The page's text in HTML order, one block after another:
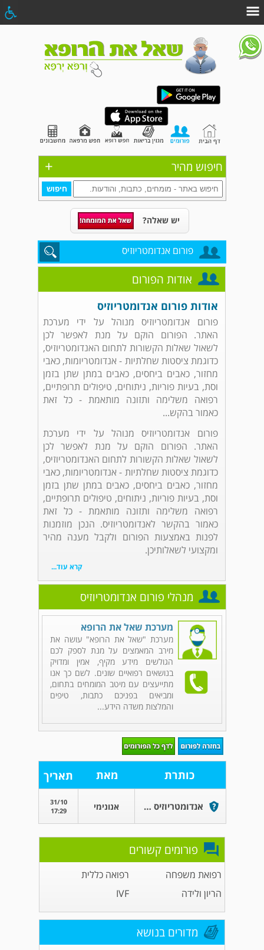
+ חיפוש מהיר
יש שאלה?
פורום אנדומטריוזיס
אודות הפורום
אודות פורום אנדומטריוזיס
פורום אנדומטריוזיס מנוהל על ידי מערכת
האתר. הפורום הוקם על מנת לאפשר לכן
לשאול שאלות הקשורות לתחום האנדומטריוזיס,
כדוגמת ציסטות שחלתיות - אנדומטריומות, כאבי
מחזור, כאבים ביחסים, כאבים במתן שתן בזמן
וסת, בעיות פוריות, ניתוחים, טיפולים תרופתיים,
רפואה משלימה ותזונה מותאמת - כל זאת
כאמור בהקש...
פורום אנדומטריוזיס מנוהל על ידי מערכת
האתר. הפורום הוקם על מנת לאפשר לכן
לשאול שאלות הקשורות לתחום האנדומטריוזיס,
כדוגמת ציסטות שחלתיות - אנדומטריומות, כאבי
מחזור, כאבים ביחסים, כאבים במתן שתן בזמן
וסת, בעיות פוריות, ניתוחים, טיפולים תרופתיים,
רפואה משלימה ותזונה מותאמת - כל זאת
כאמור בהקשר לאנדומטריוזיס. הנכן מוזמנות
לפנות באמצעות הפורום ולקבל מענה מהיר
ומקצועי לשאלותיכן.
קרא עוד...
מנהלי פורום אנדומטריוזיס
מערכת שאל את הרופא
מערכת "שאל את הרופא" עושה את
מירב המאמצים על מנת לספק לכם
הגולשים מידע מקיף, אמין ומדויק
בנושאים רפואיים שונים. לשם כך אנו
מתייעצים עם מיטב המומחים בתחום,
ומביאים בפניכם כתבות, טיפים
והמלצות משדה הידע...
כותרת מאת תאריך
אנדומטריוזיס אין ווסת אנונימי
31/10
17:29
פורומים קשורים
רפואת משפחה
רפואה כללית
הריון ולידה
IVF
מדורים בנושא